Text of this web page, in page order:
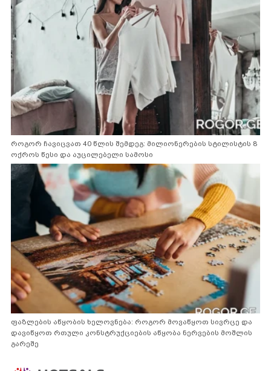
როგორ ჩავიცვათ 40 წლის შემდეგ: მილიონერების სტილისტის 8
ოქროს წესი და აუცილებელი სამოსი
ფაზლების აწყობის ხელოვნება: როგორ მოვაწყოთ სივრცე და
დავიწყოთ რთული კონსტრუქციების აწყობა ნერვების მოშლის
გარეშე